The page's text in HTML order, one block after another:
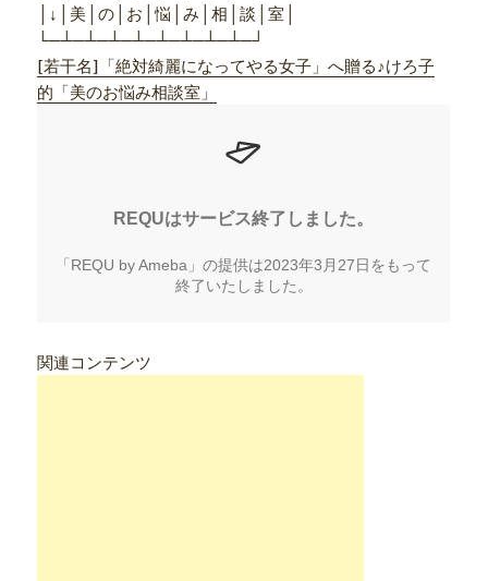
│↓│美│の│お│悩│み│相│談│室│
└─┴─┴─┴─┴─┴─┴─┴─┴─┘
[若干名]「絶対綺麗になってやる女子」へ贈る♪けろ子
的「美のお悩み相談室」
関連コンテンツ